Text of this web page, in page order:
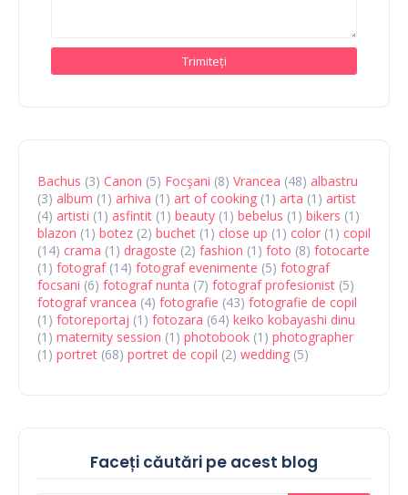
Bachus (3) Canon (5) Focşani (8) Vrancea (48) albastru
(3) album (1) arhiva (1) art of cooking (1) arta (1) artist
(4) artisti (1) asfintit (1) beauty (1) bebelus (1) bikers (1)
blazon (1) botez (2) buchet (1) close up (1) color (1) copil
(14) crama (1) dragoste (2) fashion (1) foto (8) fotocarte
(1) fotograf (14) fotograf evenimente (5) fotograf
focsani (6) fotograf nunta (7) fotograf profesionist (5)
fotograf vrancea (4) fotografie (43) fotografie de copil
(1) fotoreportaj (1) fotozara (64) keiko kobayashi dinu
(1) maternity session (1) photobook (1) photographer
(1) portret (68) portret de copil (2) wedding (5)
Faceți căutări pe acest blog